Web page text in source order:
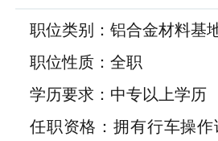
职位类别：铝合金材料基
职位性质：全职
学历要求：中专以上学历
任职资格：拥有行车操